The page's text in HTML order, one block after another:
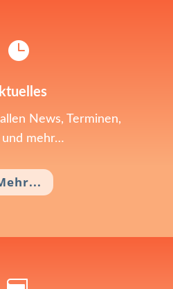

News, Terminen,
und mehr…